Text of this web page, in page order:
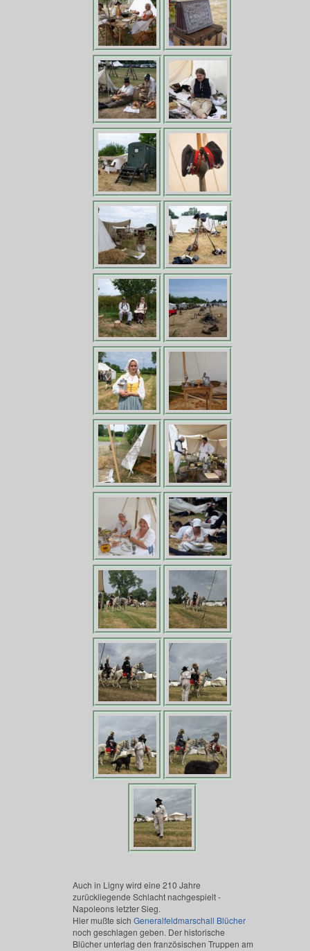
Auch in Ligny wird eine 210 Jahre
zurückliegende Schlacht nachgespielt -
Napoleons letzter Sieg.
Hier mußte sich Generalfeldmarschall Blücher
noch geschlagen geben. Der historische
Blücher unterlag den französischen Truppen am